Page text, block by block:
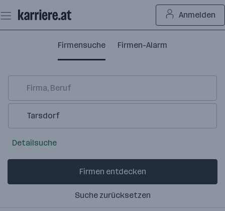
Seiteninhalt
springen
Anmelden
Firmensuche Firmen-Alarm
Detailsuche
Firmen entdecken
Suche zurücksetzen